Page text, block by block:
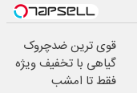
قوی ترین ضدچروک
گیاهی با تخفیف ویژه
فقط تا امشب